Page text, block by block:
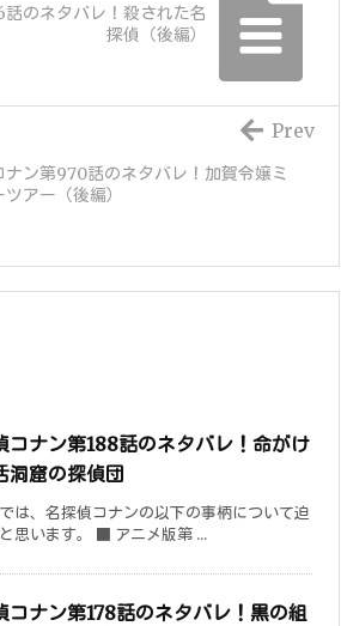
のネタバレ！殺された名
探偵（後編）
ナン第970話のネタバレ！加賀令嬢ミ
アー（後編）
Prev
コナン第188話のネタバレ！命がけ
洞窟の探偵団
は、名探偵コナンの以下の事柄について迫
思います。 ■ アニメ版第 ...
コナン第178話のネタバレ！黒の組